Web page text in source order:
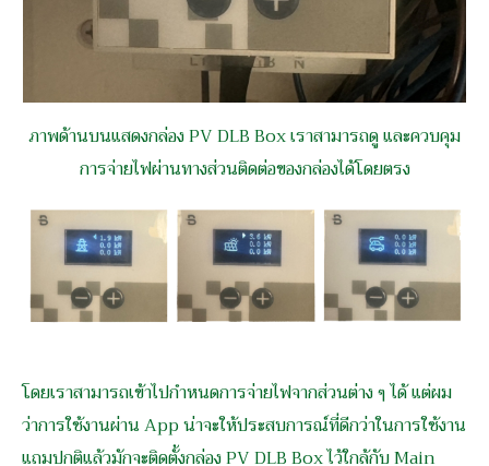
ภาพด้านบนแสดงกล่อง PV DLB Box เราสามารถดู และควบคุม
การจ่ายไฟผ่านทางส่วนติดต่อของกล่องได้โดยตรง
โดยเราสามารถเข้าไปกำหนดการจ่ายไฟจากส่วนต่าง ๆ ได้ แต่ผม
ว่าการใช้งานผ่าน App น่าจะให้ประสบการณ์ที่ดีกว่าในการใช้งาน
แถมปกติแล้วมักจะติดตั้งกล่อง PV DLB Box ไว้ใกล้กับ Main